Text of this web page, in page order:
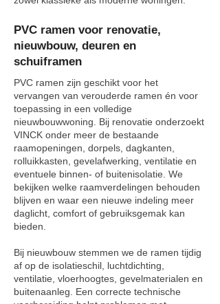
PVC ramen voor renovatie,
nieuwbouw, deuren en
schuiframen
PVC ramen zijn geschikt voor het
vervangen van verouderde ramen én voor
toepassing in een volledige
nieuwbouwwoning. Bij renovatie onderzoekt
VINCK onder meer de bestaande
raamopeningen, dorpels, dagkanten,
rolluikkasten, gevelafwerking, ventilatie en
eventuele binnen- of buitenisolatie. We
bekijken welke raamverdelingen behouden
blijven en waar een nieuwe indeling meer
daglicht, comfort of gebruiksgemak kan
bieden.
Bij nieuwbouw stemmen we de ramen tijdig
af op de isolatieschil, luchtdichting,
ventilatie, vloerhoogtes, gevelmaterialen en
buitenaanleg. Een correcte technische